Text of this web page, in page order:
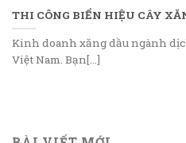
THI CÔNG BIỂN HIỆU CÂY
Kinh doanh xăng dầu ngành
Việt Nam. Bạn[...]